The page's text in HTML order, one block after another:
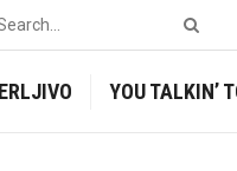
YOU TALKIN’